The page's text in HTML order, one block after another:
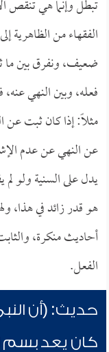
تبطل وإنما هي تنقص
الفقهاء من الظاهرية
ضعيف، ونفرق بين ما
فعله، وبين النهي
مثلاً: إذا كان ثبت عن
عن النهي عن عدم
يدل على السنية ولو
هو قدر زائد في هذا،
أحاديث منكرة،
الفعل.
حديث: (أن
كان يعد بسم